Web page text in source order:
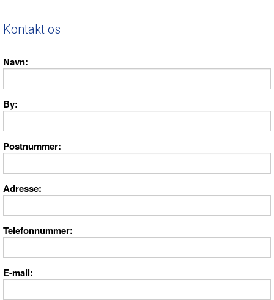
Kontakt os
Navn
By
Postnummer
Adresse
Telefonnummer
E-mail